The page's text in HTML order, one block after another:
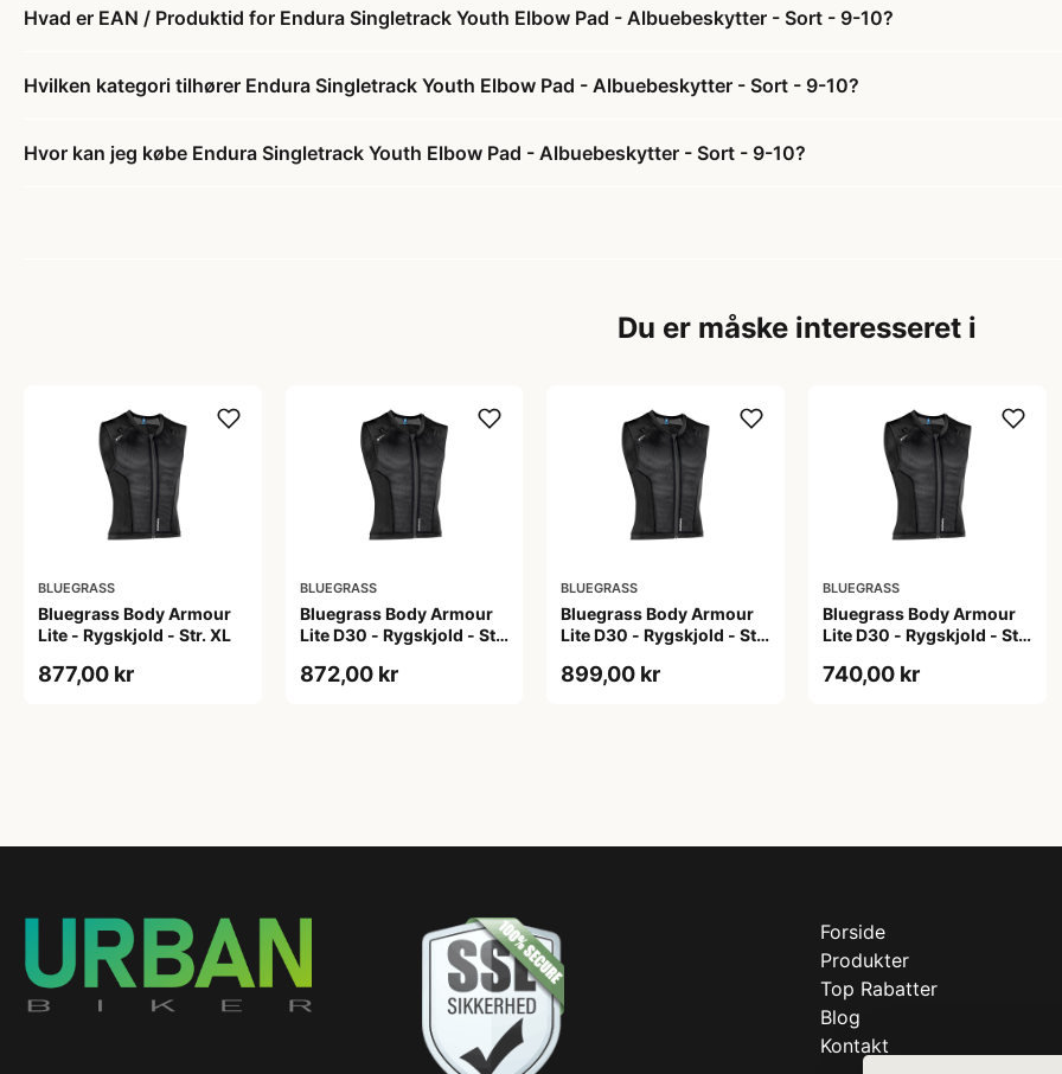
Hvad er EAN / Produktid for Endura Singletrack Youth Elbow Pad - Albuebeskytter - Sort - 9-10?
Hvilken kategori tilhører Endura Singletrack Youth Elbow Pad - Albuebeskytter - Sort - 9-10?
Hvor kan jeg købe Endura Singletrack Youth Elbow Pad - Albuebeskytter - Sort - 9-10?
Du er måske interesseret i
BLUEGRASS
Bluegrass Body Armour
Lite - Rygskjold - Str. XL
877,00 kr
BLUEGRASS
Bluegrass Body Armour
Lite D30 - Rygskjold - Str.
872,00 kr
BLUEGRASS
Bluegrass Body Armour
Lite D30 - Rygskjold - Str.
899,00 kr
BLUEGRASS
Bluegrass Body Armour
Lite D30 - Rygskjold - Str.
740,00 kr
Forside
Produkter
Top Rabatter
Blog
Kontakt